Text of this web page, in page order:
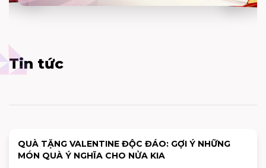
Tin tức
QUÀ TẶNG VALENTINE ĐỘC ĐÁO: GỢI Ý NHỮNG
MÓN QUÀ Ý NGHĨA CHO NỬA KIA